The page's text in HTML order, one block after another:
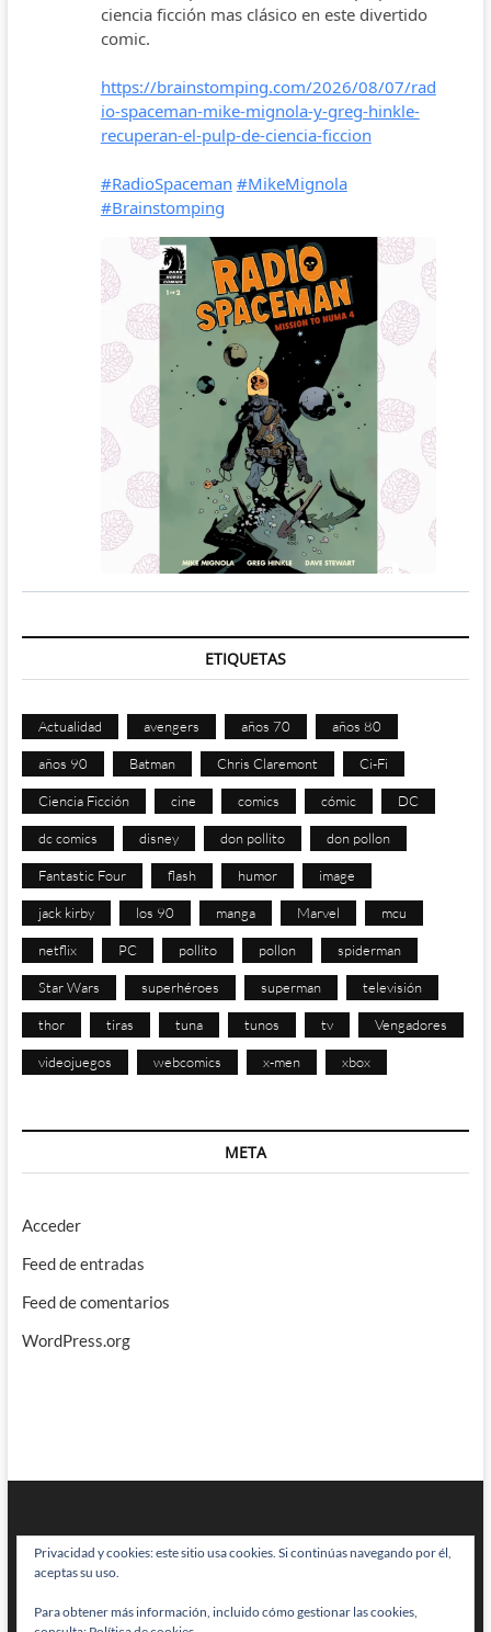
ETIQUETAS
Actualidad avengers años 70 años 80
años 90 Batman Chris Claremont Ci-Fi
Ciencia Ficción cine comics cómic DC
dc comics disney don pollito don pollon
Fantastic Four flash humor image
jack kirby los 90 manga Marvel mcu
netflix PC pollito pollon spiderman
Star Wars superhéroes superman televisión
thor tiras tuna tunos tv Vengadores
videojuegos webcomics x-men xbox
META
Acceder
Feed de entradas
Feed de comentarios
WordPress.org
BRAINSTOMPING| Diseñado por:Theme Freesia|WordPress| © Todos
Privacidad y cookies: este sitio usa cookies. Si continúas navegando por él,
aceptas su uso.
Para obtener más información, incluido cómo gestionar las cookies,